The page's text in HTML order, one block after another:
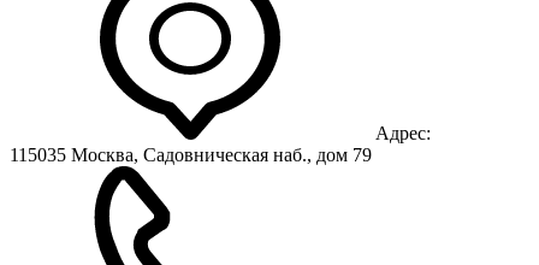
Адрес:
115035 Москва, Садовническая наб., дом 79